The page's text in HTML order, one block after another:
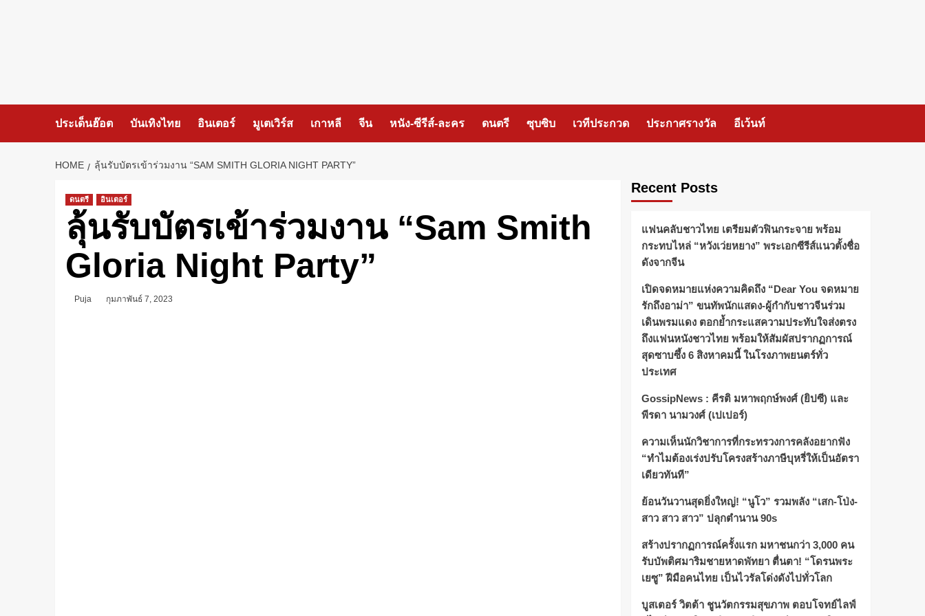
ประเด็นฮ๊อต บันเทิงไทย อินเตอร์ มูเตเวิร์ส เกาหลี จีน หนัง-ซีรีส์-ละคร ดนตรี ซุบซิบ เวทีประกวด ประกาศรางวัล อีเว้นท์
HOME ลุ้นรับบัตรเข้าร่วมงาน “SAM SMITH GLORIA NIGHT PARTY”
ดนตรี อินเตอร์
ลุ้นรับบัตรเข้าร่วมงาน “Sam Smith
Gloria Night Party”
Puja กุมภาพันธ์ 7, 2023
Recent Posts
แฟนคลับชาวไทย เตรียมตัวฟินกระจาย พร้อม
กระทบไหล่ “หวังเว่ยหยาง” พระเอกซีรีส์แนวตั้งชื่อ
ดังจากจีน
เปิดจดหมายแห่งความคิดถึง “Dear You จดหมาย
รักถึงอาม่า” ขนทัพนักแสดง-ผู้กำกับชาวจีนร่วม
เดินพรมแดง ตอกย้ำกระแสความประทับใจส่งตรง
ถึงแฟนหนังชาวไทย พร้อมให้สัมผัสปรากฏการณ์
สุดซาบซึ้ง 6 สิงหาคมนี้ ในโรงภาพยนตร์ทั่ว
ประเทศ
GossipNews : คีรติ มหาพฤกษ์พงศ์ (ยิปซี) และ พีร
ดา นามวงศ์ (เปเปอร์)
ความเห็นนักวิชาการที่กระทรวงการคลังอยากฟัง
“ทำไมต้องเร่งปรับโครงสร้างภาษีบุหรี่ให้เป็นอัตรา
เดียวทันที”
ย้อนวันวานสุดยิ่งใหญ่! “นูโว” รวมพลัง “เสก-โป่ง-
สาว สาว สาว” ปลุกตำนาน 90s
สร้างปรากฏการณ์ครั้งแรก มหาชนกว่า 3,000 คน
รับบัพติศมาริมชายหาดพัทยา ตื่นตา! “โดรนพระ
เยซู” ฝีมือคนไทย เป็นไวรัลโด่งดังไปทั่วโลก
บูสเตอร์ วิตต้า ชูนวัตกรรมสุขภาพ ตอบโจทย์ไลฟ์